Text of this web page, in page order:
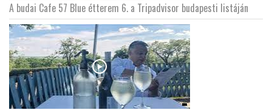
A budai Cafe 57 Blue étterem 6. a Tripadvisor budapesti listáján